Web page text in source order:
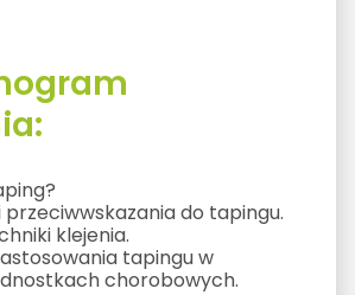
przeciwwskazania do tapingu.
klejenia.
tapingu w
chorobowych.